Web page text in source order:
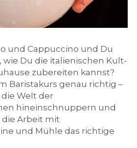
und Cappuccino und Du
Du die italienischen Kult-
zubereiten kannst?
Baristakurs genau richtig –
Welt der
hineinschnuppern und
Arbeit mit
und Mühle das richtige